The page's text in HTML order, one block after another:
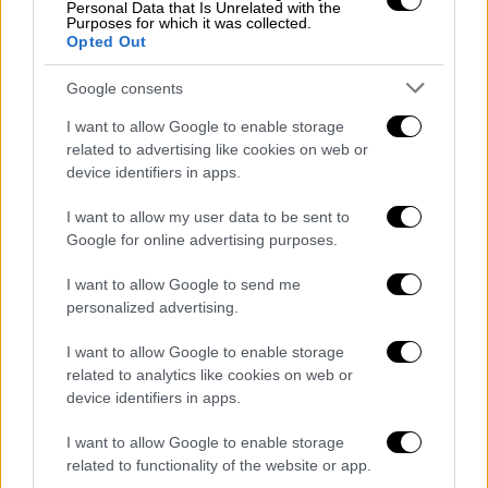
Personal Data that Is Unrelated with the
Purposes for which it was collected.
Opted Out
Google consents
I want to allow Google to enable storage
related to advertising like cookies on web or
device identifiers in apps.
I want to allow my user data to be sent to
Google for online advertising purposes.
I want to allow Google to send me
personalized advertising.
I want to allow Google to enable storage
related to analytics like cookies on web or
device identifiers in apps.
I want to allow Google to enable storage
related to functionality of the website or app.
Μαρινέλλας, την οικογένεια του Αντώνη
Καλογιάννη, τον Νότη Σφακιανάκη, τον Θέμη
Αδαμαντίδη, τον Λευτέρη Πανταζή, τον
Σταμάτη Γονίδη, τον Νίκο Μακρόπουλο, τον
Νίκο Βέρτη και τον Δημήτρη Χρυσοχοΐδη,
στο περιβάλλον των οποίων επί 10ετίες
υπήρξαν και υπάρχουν χαρισματικοί
ομοφυλόφιλοι, οι οποίοι ήταν όλοι στενοί
μου φίλοι.
Για να καταλάβουν τι λάθος έχουν κάνει και
πόσο με έχουν δυσφημήσει, καλό θα είναι να
διαπιστώσουν πόσα χρόνια ήμουν όχι μόνο
δικηγόρος, αλλά και στενότατος φίλος των
μόδιστρων, όπως του Φιλήμονα, του Μιχάλη
Ασλάνη, αλλά κυρίως του αείμνηστου Μπίλι